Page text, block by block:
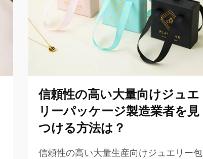
信頼性の高い大量向けジュエ
リーパッケージ製造業者を見
つける方法は？
信頼性の高い大量生産向けジュエリー包